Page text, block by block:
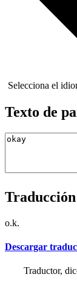
Selecciona el
Texto de
Traducción
o.k.
Descargar
Traductor,